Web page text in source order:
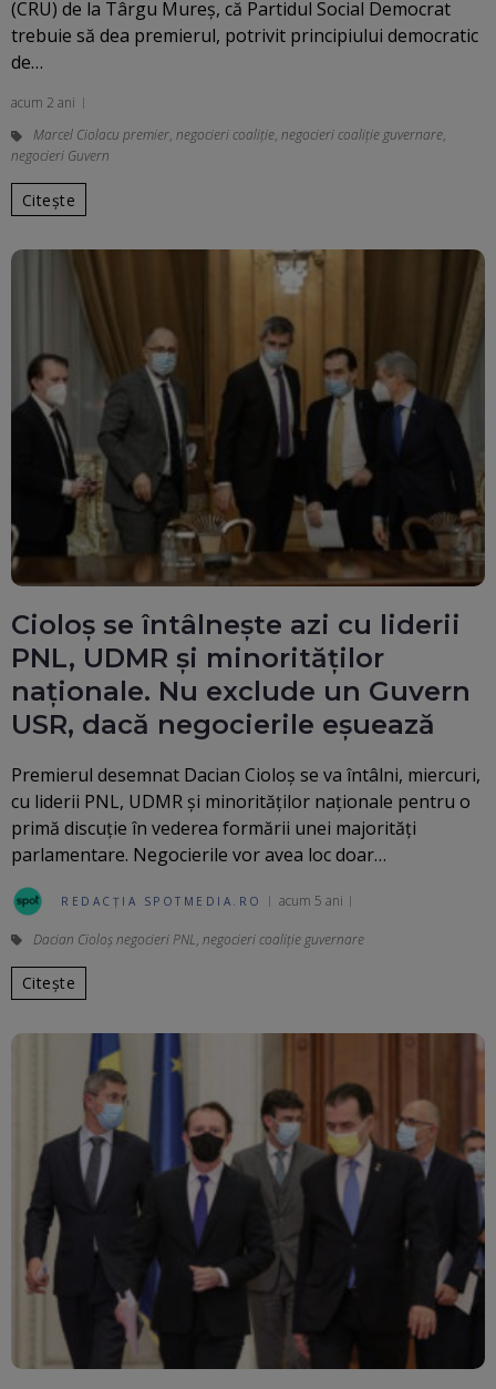
(CRU) de la Târgu Mureş, că Partidul Social Democrat
trebuie să dea premierul, potrivit principiului democratic
de…
acum 2 ani
Marcel Ciolacu premier, negocieri coaliție, negocieri coaliție guvernare,
negocieri Guvern
Citește
Cioloș se întâlnește azi cu liderii
PNL, UDMR şi minorităţilor
naţionale. Nu exclude un Guvern
USR, dacă negocierile eșuează
Premierul desemnat Dacian Cioloş se va întâlni, miercuri,
cu liderii PNL, UDMR şi minorităţilor naţionale pentru o
primă discuţie în vederea formării unei majorităţi
parlamentare. Negocierile vor avea loc doar…
REDACȚIA SPOTMEDIA.RO acum 5 ani
Dacian Cioloș negocieri PNL, negocieri coaliție guvernare
Citește